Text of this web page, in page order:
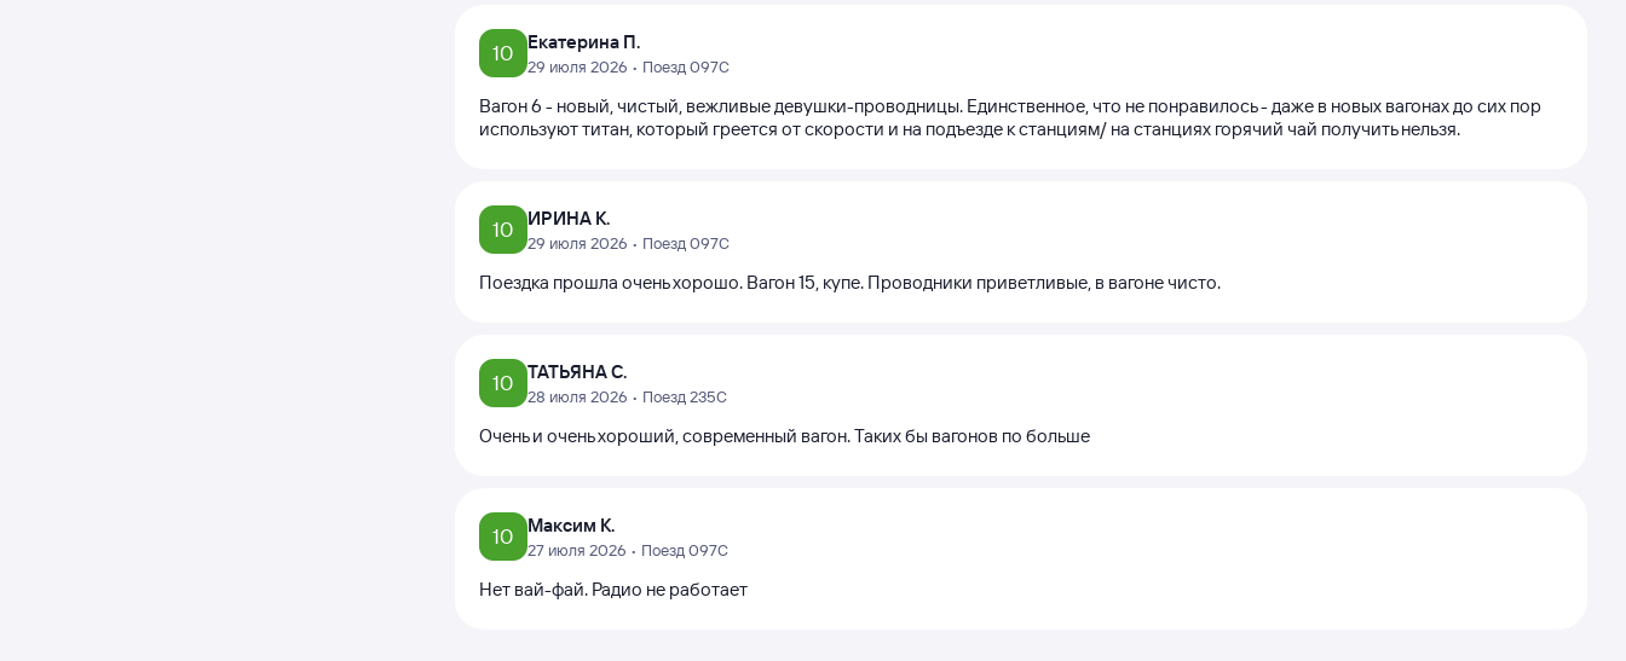
10 Екатерина П.
29 июля 2026 • Поезд 097С
Вагон 6 - новый, чистый, вежливые девушки-проводницы. Единственное, что не понравилось - даже в новых вагонах до сих пор
используют титан, который греется от скорости и на подъезде к станциям/ на станциях горячий чай получить нельзя.
10 ИРИНА К.
29 июля 2026 • Поезд 097С
Поездка прошла очень хорошо. Вагон 15, купе. Проводники приветливые, в вагоне чисто.
10 ТАТЬЯНА С.
28 июля 2026 • Поезд 235С
Очень и очень хороший, современный вагон. Таких бы вагонов по больше
10 Максим К.
27 июля 2026 • Поезд 097С
Нет вай-фай. Радио не работает